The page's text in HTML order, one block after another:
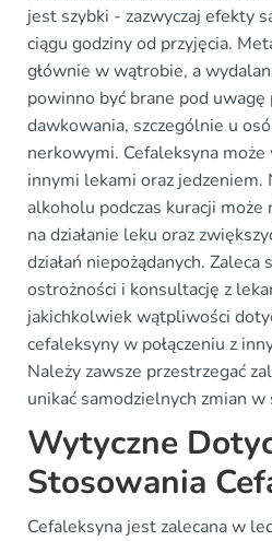
jest szybki - zazwyczaj efekty
ciągu godziny od przyjęcia.
głównie w wątrobie, a
powinno być brane pod uwagę
dawkowania, szczególnie u
nerkowymi. Cefaleksyna
innymi lekami oraz jedzeniem.
alkoholu podczas kuracji może
na działanie leku oraz
działań niepożądanych. Zaleca
ostrożności i konsultację z
jakichkolwiek wątpliwości
cefaleksyny w połączeniu z
Należy zawsze przestrzegać
unikać samodzielnych zmian w
Wytyczne
Stosowania
Cefaleksyna jest zalecana w